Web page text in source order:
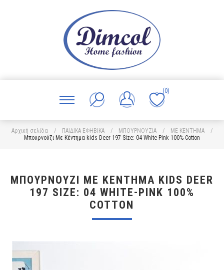
(0)
Αρχική σελίδα / ΠΑΙΔΙΚΑ-ΕΦΗΒΙΚΑ / ΜΠΟΥΡΝΟΥΖΙΑ / ΜΕ ΚΕΝΤΗΜΑ
/
Μπουρνούζι Με Κέντημα kids Deer 197 Size: 04 White-Pink 100% Cotton
ΜΠΟΥΡΝΟΎΖΙ ΜΕ ΚΈΝΤΗΜΑ KIDS DEER
197 SIZE: 04 WHITE-PINK 100%
COTTON